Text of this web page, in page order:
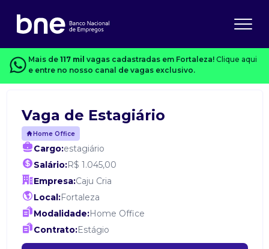
Mais de 117 mil vagas cadastradas em Fortaleza! Clique aqui
e entre no nosso canal de vagas exclusivo.
Vaga de Estagiário
Home Office
Cargo:estagiário
Salário:R$ 1.045,00
Empresa:Caju Cria
Local:Fortaleza
Modalidade:Home Office
Contrato:Estágio